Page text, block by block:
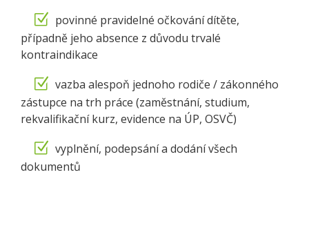
povinné pravidelné očkování dítěte,
případně jeho absence z důvodu trvalé
kontraindikace
vazba alespoň jednoho rodiče / zákonného
zástupce na trh práce (zaměstnání, studium,
rekvalifikační kurz, evidence na ÚP, OSVČ)
vyplnění, podepsání a dodání všech
dokumentů